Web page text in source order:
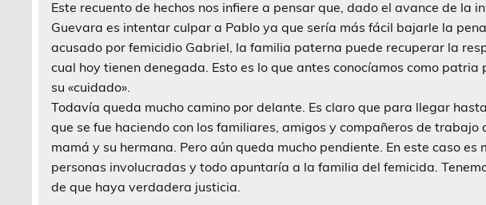
Este recuento de hechos nos infiere a pensar que, dado el avance de la
Guevara es intentar culpar a Pablo ya que sería más fácil bajarle la
acusado por femicidio Gabriel, la familia paterna puede recuperar la
cual hoy tienen denegada. Esto es lo que antes conocíamos como
su «cuidado».
Todavía queda mucho camino por delante. Es claro que para llegar
que se fue haciendo con los familiares, amigos y compañeros de
mamá y su hermana. Pero aún queda mucho pendiente. En este caso
personas involucradas y todo apuntaría a la familia del femicida.
de que haya verdadera justicia.